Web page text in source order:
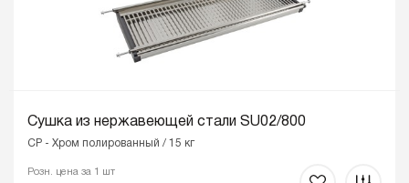
Сушка из нержавеющей стали SU02/800
CP - Хром полированный / 15 кг
Розн. цена за 1 шт